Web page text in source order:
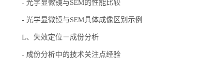
- 光学显微镜与SEM的性能比较
- 光学显微镜与SEM具体成像区别示例
L、失效定位－成份分析
- 成份分析中的技术关注点经验